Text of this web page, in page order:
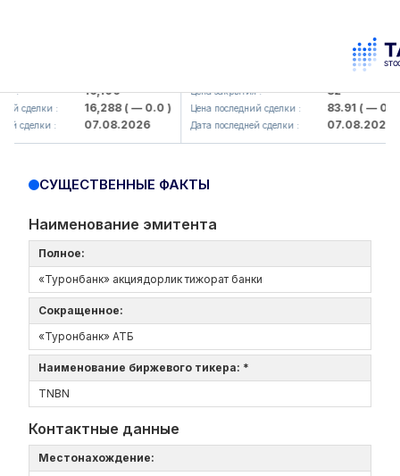
: 16,100
сделки : 16,288( — 0.0 )
сделки : 07.08.2026
KFSK (<Kafolat sug'urta
Цена закрытия : 82
Цена последний сделки : 83.91( — 0.0 )
Дата последней сделки : 07.08.2026
СУЩЕСТВЕННЫЕ ФАКТЫ
Наименование эмитента
Полное:
«Туронбанк» акциядорлик тижорат банки
Сокращенное:
«Туронбанк» АТБ
Наименование биржевого тикера: *
TNBN
Контактные данные
Местонахождение: